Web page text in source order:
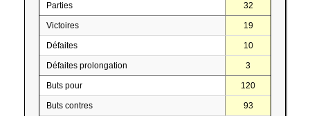
Parties 32
Victoires 19
Défaites 10
Défaites prolongation 3
Buts pour 120
Buts contres 93